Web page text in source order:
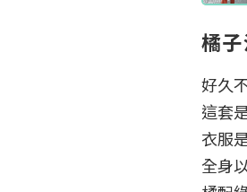
橘
好久
這套
衣服
全身